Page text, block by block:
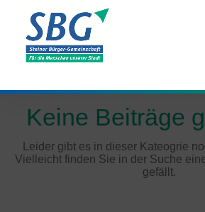
Keine Beiträge
Leider gibt es in dieser Kateogrie
Vielleicht finden Sie in der Suche
gefällt.